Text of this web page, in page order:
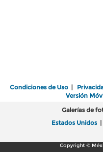
Condiciones de Uso |
Versión
Galerías de
Estados Unidos |
Copyright ©